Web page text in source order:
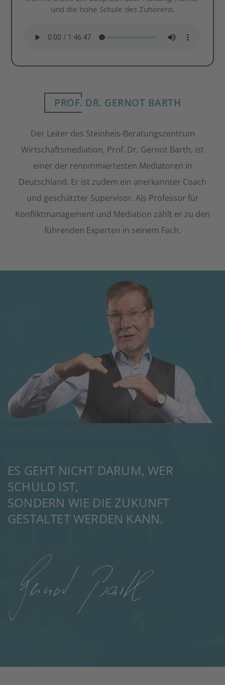
und die hohe Schule des Zuhörens.
PROF. DR. GERNOT BARTH
Der Leiter des Steinbeis-Beratungszentrum
Wirtschaftsmediation, Prof. Dr. Gernot Barth, ist
einer der renommiertesten Mediatoren in
Deutschland. Er ist zudem ein anerkannter Coach
und geschätzter Supervisor. Als Professor für
Konfliktmanagement und Mediation zählt er zu den
führenden Experten in seinem Fach.
ES GEHT NICHT DARUM, WER
SCHULD IST,
SONDERN WIE DIE ZUKUNFT
GESTALTET WERDEN KANN.